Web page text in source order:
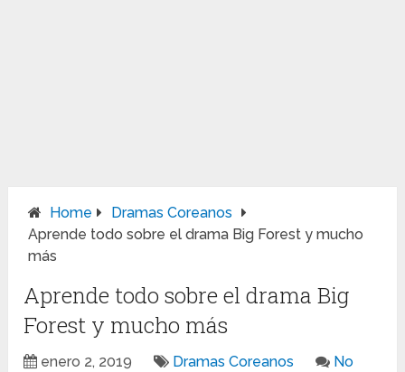
Home
Dramas Coreanos
Aprende todo sobre el drama Big Forest y mucho
más
Aprende todo sobre el drama Big
Forest y mucho más
enero 2, 2019 Dramas Coreanos
No